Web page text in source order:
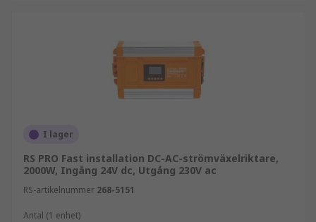
I lager
RS PRO Fast installation DC-AC-strömväxelriktare,
2000W, Ingång 24V dc, Utgång 230V ac
RS-artikelnummer 268-5151
Antal (1 enhet)